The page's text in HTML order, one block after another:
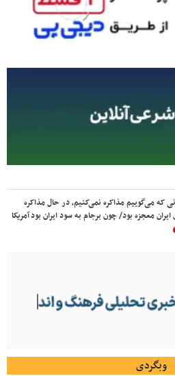
که می‌گوییم مذاکره نمی‌کنیم، در حال مذاکره
معجزه بود/ چون برجام به سود ایران بود آمریکا
وبگردی